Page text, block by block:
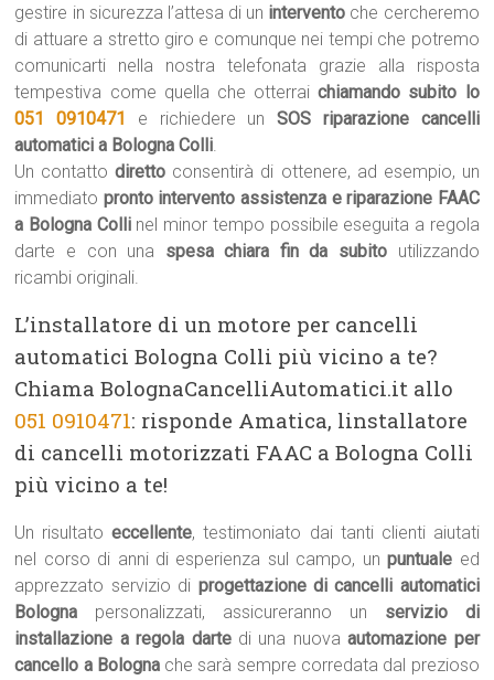
gestire in sicurezza l’attesa di un intervento che cercheremo
di attuare a stretto giro e comunque nei tempi che potremo
comunicarti nella nostra telefonata grazie alla risposta
tempestiva come quella che otterraichiamando subito lo
051 0910471
e richiedere unSOS riparazione cancelli
automatici a Bologna Colli.
Un contattodiretto consentirà di ottenere, ad esempio, un
immediato pronto intervento assistenza e riparazione FAAC
a Bologna Colli nel minor tempo possibile eseguita a regola
darte e con una spesa chiara fin da subito utilizzando
ricambi originali.
L’installatore di un motore per cancelli
automatici Bologna Colli più vicino a te?
Chiama BolognaCancelliAutomatici.it allo
051 0910471: risponde Amatica, linstallatore
di cancelli motorizzati FAAC a Bologna Colli
più vicino a te!
Un risultatoeccellente, testimoniato dai tanti clienti aiutati
nel corso di anni di esperienza sul campo, unpuntuale ed
apprezzato servizio di progettazione di cancelli automatici
Bologna personalizzati, assicureranno un servizio di
installazione a regola dartedi una nuovaautomazione per
cancello a Bologna che sarà sempre corredata dal prezioso